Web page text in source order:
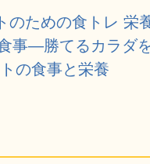
のための食トレ 栄
事―勝てるカラダ
の食事と栄養